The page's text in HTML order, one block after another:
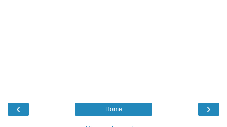
‹ ›
Home